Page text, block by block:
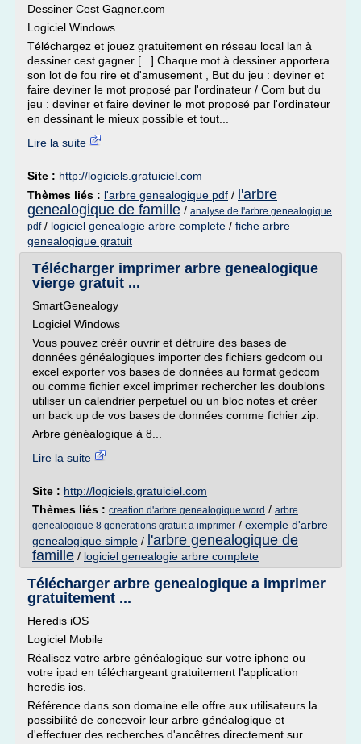
Dessiner Cest Gagner.com
Logiciel Windows
Téléchargez et jouez gratuitement en réseau local lan à
dessiner cest gagner [...] Chaque mot à dessiner apportera
son lot de fou rire et d'amusement , But du jeu : deviner et
faire deviner le mot proposé par l'ordinateur / Com but du
jeu : deviner et faire deviner le mot proposé par l'ordinateur
en dessinant le mieux possible et tout...
Lire la suite
Site : http://logiciels.gratuiciel.com
Thèmes liés : l'arbre genealogique pdf / l'arbre
genealogique de famille / analyse de l'arbre genealogique
pdf/ logiciel genealogie arbre complete / fiche arbre
genealogique gratuit
Télécharger imprimer arbre genealogique
vierge gratuit ...
SmartGenealogy
Logiciel Windows
Vous pouvez créèr ouvrir et détruire des bases de
données généalogiques importer des fichiers gedcom ou
excel exporter vos bases de données au format gedcom
ou comme fichier excel imprimer rechercher les doublons
utiliser un calendrier perpetuel ou un bloc notes et créer
un back up de vos bases de données comme fichier zip.
Arbre généalogique à 8...
Lire la suite
Site : http://logiciels.gratuiciel.com
Thèmes liés : creation d'arbre genealogique word / arbre
genealogique 8 generations gratuit a imprimer / exemple d'arbre
genealogique simple / l'arbre genealogique de
famille / logiciel genealogie arbre complete
Télécharger arbre genealogique a imprimer
gratuitement ...
Heredis iOS
Logiciel Mobile
Réalisez votre arbre généalogique sur votre iphone ou
votre ipad en téléchargeant gratuitement l'application
heredis ios.
Référence dans son domaine elle offre aux utilisateurs la
possibilité de concevoir leur arbre généalogique et
d'effectuer des recherches d'ancêtres directement sur